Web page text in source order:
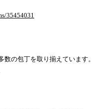
35454031
の包丁を取り揃えています。